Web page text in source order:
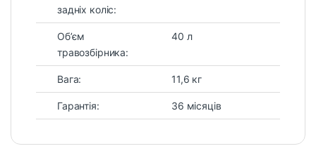
задніх коліс:
Об’єм
травозбірника:
40 л
Вага: 11,6 кг
Гарантія: 36 місяців